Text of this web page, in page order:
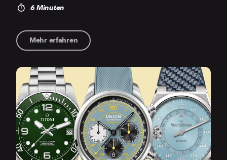
6 Minuten
Mehr erfahren